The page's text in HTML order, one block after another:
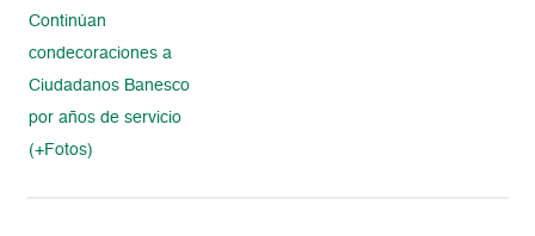
Continúan
condecoraciones a
Ciudadanos Banesco
por años de servicio
(+Fotos)